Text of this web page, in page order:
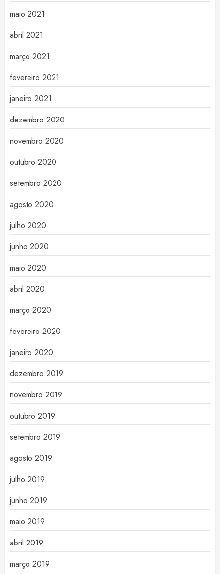
maio 2021
abril 2021
março 2021
fevereiro 2021
janeiro 2021
dezembro 2020
novembro 2020
outubro 2020
setembro 2020
agosto 2020
julho 2020
junho 2020
maio 2020
abril 2020
março 2020
fevereiro 2020
janeiro 2020
dezembro 2019
novembro 2019
outubro 2019
setembro 2019
agosto 2019
julho 2019
junho 2019
maio 2019
abril 2019
março 2019